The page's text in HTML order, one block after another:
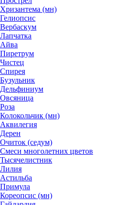
Хризантема (мн)
Гелиопсис
Вербаскум
Лапчатка
Айва
Пиретрум
Чистец
Спирея
Бузульник
Дельфиниум
Овсяница
Роза
Колокольчик (мн)
Аквилегия
Дерен
Очиток (седум)
Смеси многолетних цветов
Тысячелистник
Лилия
Астильба
Примула
Кореопсис (мн)